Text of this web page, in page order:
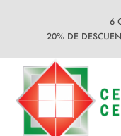
6
20% DE